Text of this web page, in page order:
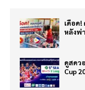
เดือด
หลังพ่
ดูสดว
Cup